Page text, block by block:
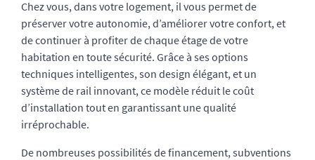
Chez vous, dans votre logement, il vous permet de
préserver votre autonomie, d’améliorer votre confort, et
de continuer à profiter de chaque étage de votre
habitation en toute sécurité. Grâce à ses options
techniques intelligentes, son design élégant, et un
système de rail innovant, ce modèle réduit le coût
d’installation tout en garantissant une qualité
irréprochable.
De nombreuses possibilités de financement, subventions